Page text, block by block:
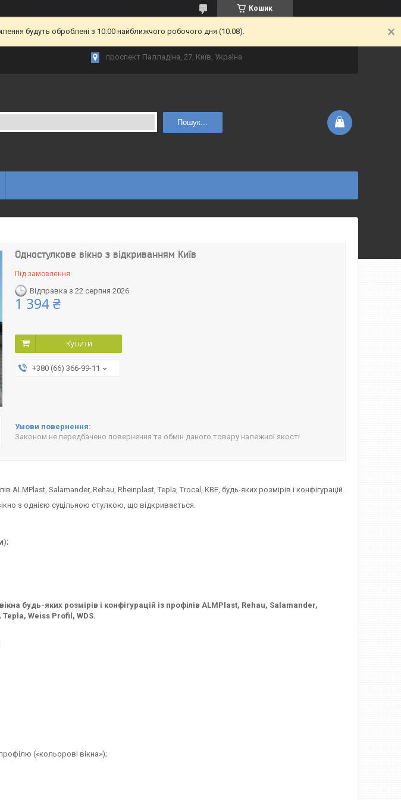
Кошик
будуть оброблені з 10:00 найближчого робочого дня (10.08).
проспект Палладіна, 27, Київ, Україна
Пошук...
Одностулкове вікно з відкриванням Київ
Під замовлення
Відправка з 22 серпня 2026
1 394 ₴
Купити
+380 (66) 366-99-11
Законом не передбачено повернення та обмін даного товару належної якості
ALMPlast, Salamander, Rehau, Rheinplast, Tepla, Trocal, КВЕ, будь-яких розмірів і конфігурацій.
з однією суцільною стулкою, що відкривається.
);
вікна будь-яких розмірів і конфігурацій із профілів ALMPlast, Rehau, Salamander,
Tepla, Weiss Profil, WDS.
(«кольорові вікна»);